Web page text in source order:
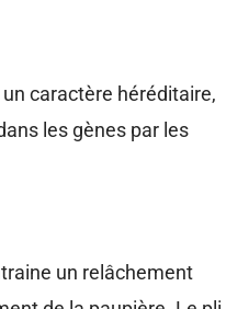
caractère héréditaire,
les gènes par les
un relâchement